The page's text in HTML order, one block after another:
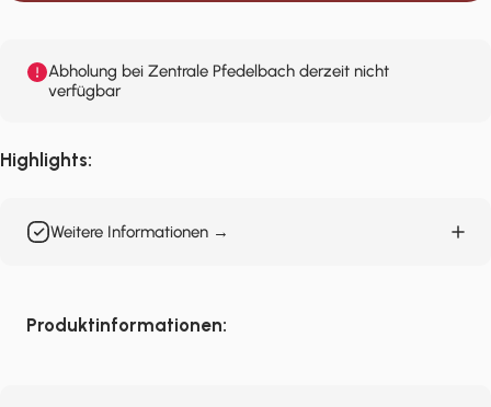
Abholung bei Zentrale Pfedelbach derzeit nicht
verfügbar
Highlights:
Weitere Informationen →
Produktinformationen: